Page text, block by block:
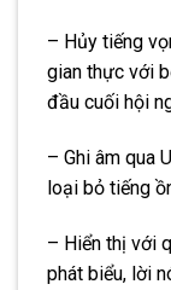
– Hủy tiếng
gian thực với
đầu cuối hội
– Ghi âm qua
loại bỏ tiếng
– Hiển thị với
phát biểu, lời